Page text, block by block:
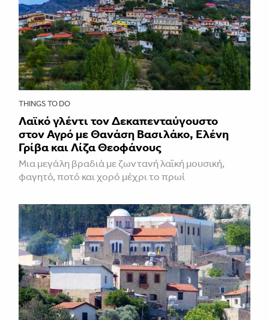
THINGS TO DO
Λαϊκό γλέντι τον Δεκαπενταύγουστο
στον Αγρό με Θανάση Βασιλάκο, Ελένη
Γρίβα και Λίζα Θεοφάνους
Μια μεγάλη βραδιά με ζωντανή λαϊκή μουσική,
φαγητό, ποτό και χορό μέχρι το πρωί